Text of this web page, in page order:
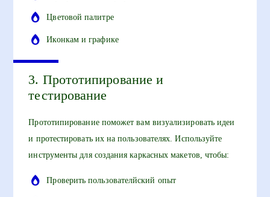
Цветовой палитре
Иконкам и графике
3. Прототипирование и
тестирование
Прототипирование поможет вам визуализировать идеи
и протестировать их на пользователях. Используйте
инструменты для создания каркасных макетов, чтобы:
Проверить пользователйский опыт